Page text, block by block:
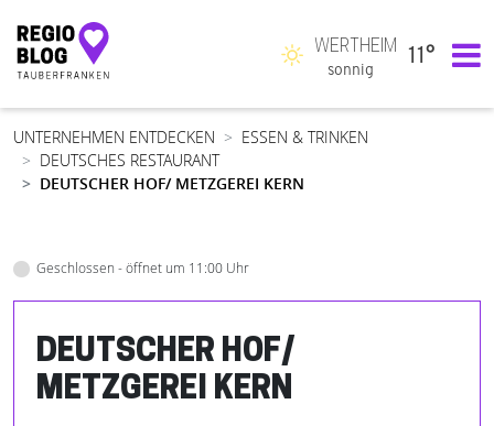
Hauptnavigation
WERTHEIM
sonnig
11°
UNTERNEHMEN ENTDECKEN
ESSEN & TRINKEN
DEUTSCHES RESTAURANT
DEUTSCHER HOF/ METZGEREI KERN
Geschlossen - öffnet um 11:00 Uhr
DEUTSCHER HOF/
METZGEREI KERN